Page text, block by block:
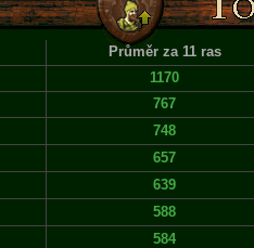
Průměr za 11 ras
1170
767
748
657
639
588
584